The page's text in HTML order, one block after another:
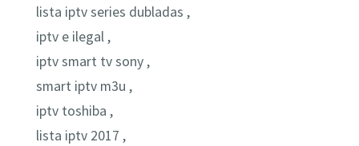
lista iptv series dubladas ,
iptv e ilegal ,
iptv smart tv sony ,
smart iptv m3u ,
iptv toshiba ,
lista iptv 2017 ,